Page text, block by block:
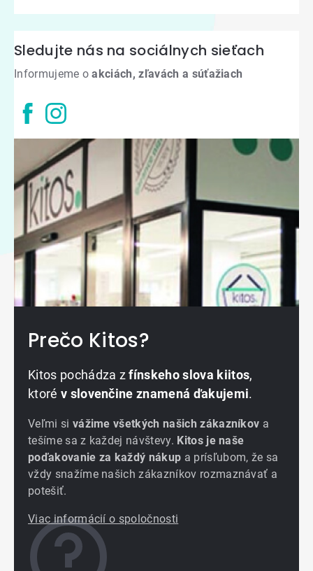
Sledujte nás na sociálnych sieťach
Informujeme oakciách, zľavách a súťažiach
Prečo Kitos?
Kitos pochádza zfínskeho slova kiitos,
ktoré v slovenčine znamená ďakujemi.
Veľmi si vážime všetkých našich zákazníkov a
tešíme sa z každej návštevy. Kitos je naše
poďakovanie za každý nákup a prísľubom, že sa
vždy snažíme našich zákazníkov rozmaznávať a
potešiť.
Viac informácií o spoločnosti